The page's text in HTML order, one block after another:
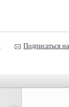
Подписаться